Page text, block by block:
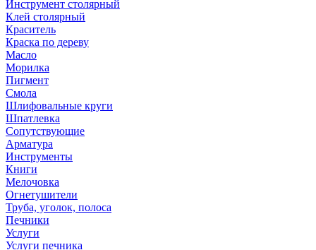
Инструмент столярный
Клей столярный
Краситель
Краска по дереву
Масло
Морилка
Пигмент
Смола
Шлифовальные круги
Шпатлевка
Сопутствующие
Арматура
Инструменты
Книги
Мелочовка
Огнетушители
Труба, уголок, полоса
Печники
Услуги
Услуги печника